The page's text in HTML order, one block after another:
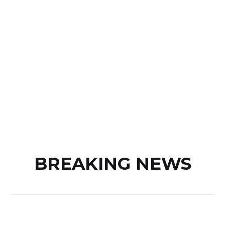
BREAKING NEWS